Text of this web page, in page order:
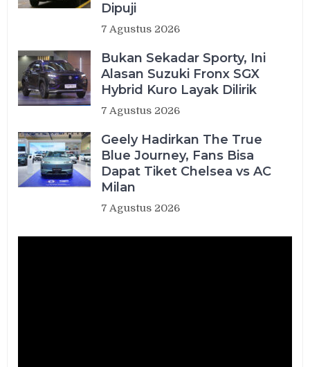
Dipuji
7 Agustus 2026
Bukan Sekadar Sporty, Ini
Alasan Suzuki Fronx SGX
Hybrid Kuro Layak Dilirik
7 Agustus 2026
Geely Hadirkan The True
Blue Journey, Fans Bisa
Dapat Tiket Chelsea vs AC
Milan
7 Agustus 2026